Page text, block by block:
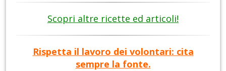
Scopri altre ricette ed articoli!
Rispetta il lavoro dei volontari: cita
sempre la fonte.